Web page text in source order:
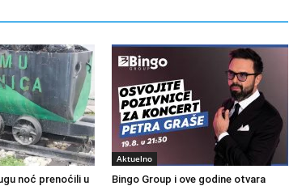
noć prenoćili u
Aktuelno
Bingo Group i ove godine otvara